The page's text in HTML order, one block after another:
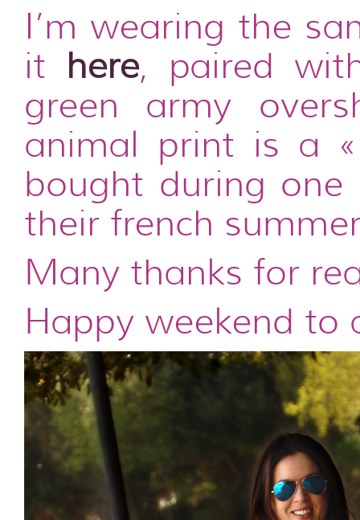
I’m wearing the
it here, paired
green army
animal print is a
bought during
their french
Many thanks for
Happy weekend to